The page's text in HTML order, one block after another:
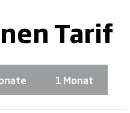
Tarif
1 Monat